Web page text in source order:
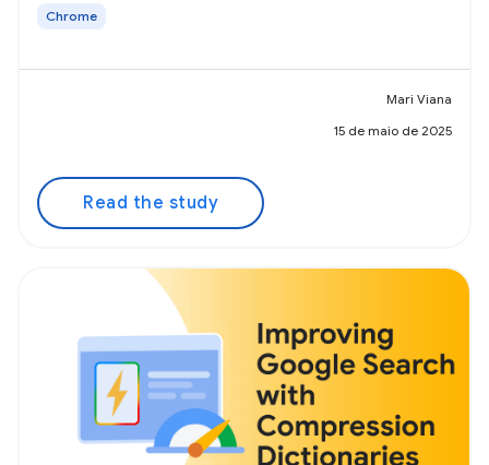
Chrome
Mari Viana
15 de maio de 2025
Read the study